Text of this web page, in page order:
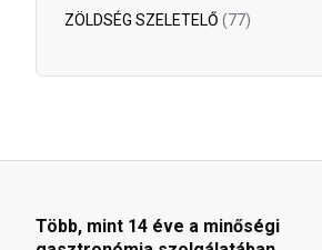
ZÖLDSÉG SZELETELŐ (77)
Több, mint 14 éve a minőségi